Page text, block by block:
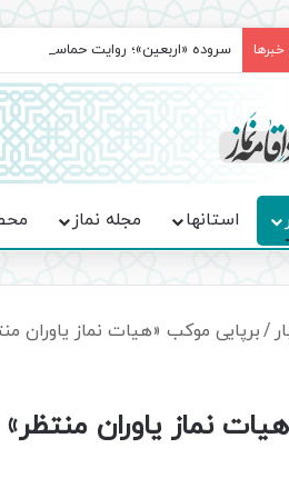
سروده‌ «اربعین»؛ روایت حماسه،
استانها مجله نماز
/برپایی موکب «هیات نماز یاوران
نماز یاوران